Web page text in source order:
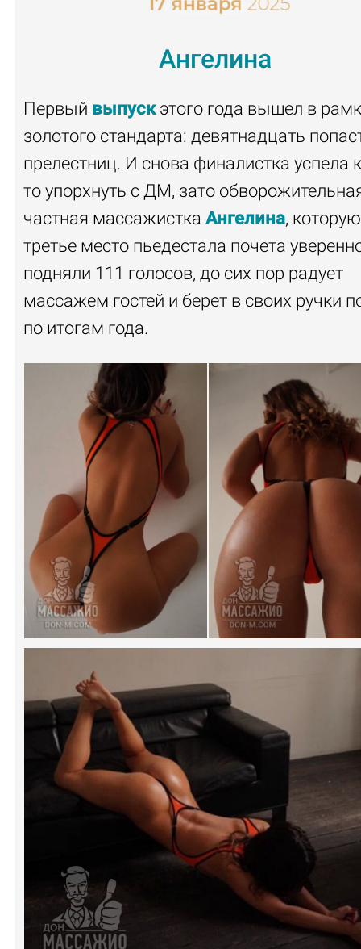
Aнгелина
Первый выпускэтого года вышел в
золотого стандарта: девятнадцать
прелестниц. И снова финалистка успела
то упорхнуть с ДМ, зато
частная массажистка Ангелина,
третье место пьедестала почета
подняли 111 голосов, до сих пор радует
массажем гостей и берет в своих ручки
по итогам года.